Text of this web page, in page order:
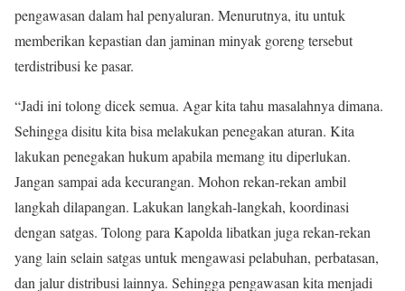
pengawasan dalam hal penyaluran. Menurutnya, itu untuk
memberikan kepastian dan jaminan minyak goreng tersebut
terdistribusi ke pasar.
“Jadi ini tolong dicek semua. Agar kita tahu masalahnya dimana.
Sehingga disitu kita bisa melakukan penegakan aturan. Kita
lakukan penegakan hukum apabila memang itu diperlukan.
Jangan sampai ada kecurangan. Mohon rekan-rekan ambil
langkah dilapangan. Lakukan langkah-langkah, koordinasi
dengan satgas. Tolong para Kapolda libatkan juga rekan-rekan
yang lain selain satgas untuk mengawasi pelabuhan, perbatasan,
dan jalur distribusi lainnya. Sehingga pengawasan kita menjadi